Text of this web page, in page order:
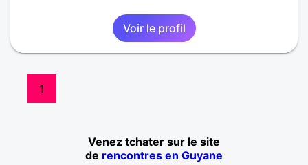
Voir le profil
1
Venez tchater sur le site
de rencontres en Guyane